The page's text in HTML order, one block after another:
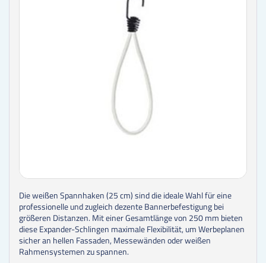
Die weißen Spannhaken (25 cm) sind die ideale Wahl für eine
professionelle und zugleich dezente Bannerbefestigung bei
größeren Distanzen. Mit einer Gesamtlänge von 250 mm bieten
diese Expander-Schlingen maximale Flexibilität, um Werbeplanen
sicher an hellen Fassaden, Messewänden oder weißen
Rahmensystemen zu spannen.